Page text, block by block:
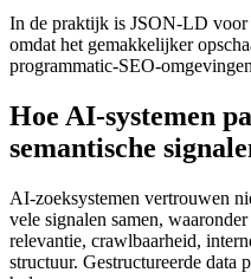
In de praktijk is JSON‑LD voor
omdat het gemakkelijker
Hoe AI‑systemen
semantische
AI‑zoeksystemen vertrouwen
vele signalen samen,
relevantie, crawlbaarheid,
structuur. Gestructureerde data